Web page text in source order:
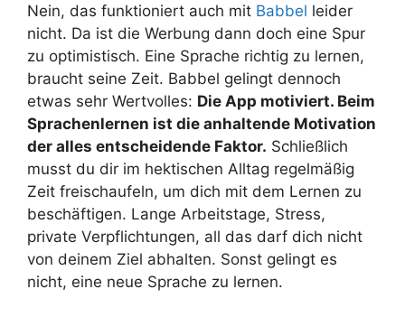
Nein, das funktioniert auch mit Babbel leider
nicht. Da ist die Werbung dann doch eine Spur
zu optimistisch. Eine Sprache richtig zu lernen,
braucht seine Zeit. Babbel gelingt dennoch
etwas sehr Wertvolles: Die App motiviert. Beim
Sprachenlernen ist die anhaltende Motivation
der alles entscheidende Faktor. Schließlich
musst du dir im hektischen Alltag regelmäßig
Zeit freischaufeln, um dich mit dem Lernen zu
beschäftigen. Lange Arbeitstage, Stress,
private Verpflichtungen, all das darf dich nicht
von deinem Ziel abhalten. Sonst gelingt es
nicht, eine neue Sprache zu lernen.